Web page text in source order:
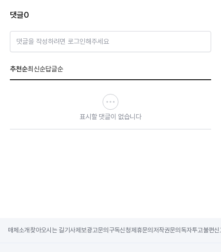
댓글0
댓글을 작성하려면 로그인해주세요
추천순최신순답글순
표시할 댓글이 없습니다
매체소개 찾아오시는 길기사제보광고문의 구독신청제휴문의 저작권문의 독자투고불편신